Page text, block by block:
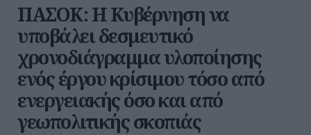
ΠΑΣΟΚ: Η Κυβέρνηση να
υποβάλει δεσμευτικό
χρονοδιάγραμμα υλοποίησης
ενός έργου κρίσιμου τόσο από
ενεργειακής όσο και από
γεωπολιτικής σκοπιάς